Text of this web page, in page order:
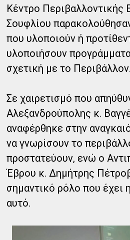
Κέντρο Περιβαλλοντικής
Σουφλίου
που υλοποιούν ή
υλοποιήσουν
σχετική με το Περιβάλλον.
Σε χαιρετισμό που
Αλεξανδρούπολης κ.
αναφέρθηκε στην
να γνωρίσουν το
προστατεύουν, ενώ ο
Έβρου κ. Δημήτρης
σημαντικό ρόλο που έχει
αυτό.